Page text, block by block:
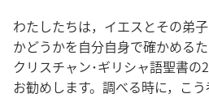
わたしたちは，イエスとその弟
かどうかを自分自身で確かめる
クリスチャン･ギリシャ語聖書の
お勧めします。調べる時に，こう